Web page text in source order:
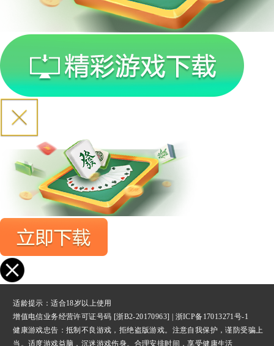
适龄提示：适合18岁以上使用
增值电信业务经营许可证号码 [浙B2-20170963] | 浙ICP备17013271号-1
健康游戏忠告：抵制不良游戏，拒绝盗版游戏。注意自我保护，谨防受骗上
当。适度游戏益脑，沉迷游戏伤身。合理安排时间，享受健康生活